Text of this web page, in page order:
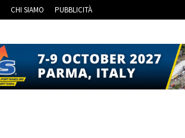
CHI SIAMO PUBBLICITÀ